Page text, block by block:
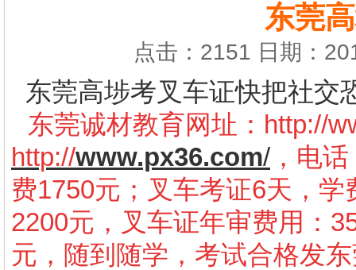
东莞
点击：2151 日期：
东莞高埗考叉车证快把社交
东莞诚材教育网址： http://
http://www.px36.com/ ，电
费1750元；叉车考证6天，
2200元，叉车证年审费用：
元，随到随学，考试合格发